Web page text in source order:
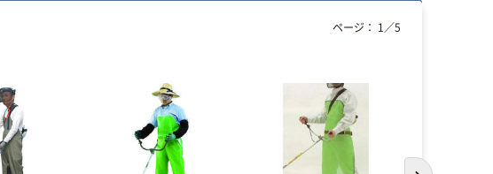
ページ： 1 ／5